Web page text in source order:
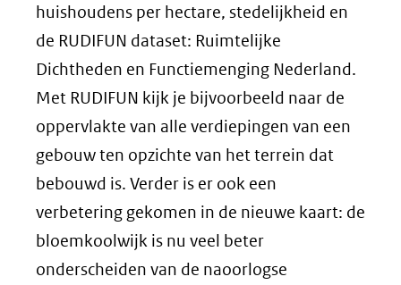
huishoudens per hectare, stedelijkheid en
de RUDIFUN dataset: Ruimtelijke
Dichtheden en Functiemenging Nederland.
Met RUDIFUN kijk je bijvoorbeeld naar de
oppervlakte van alle verdiepingen van een
gebouw ten opzichte van het terrein dat
bebouwd is. Verder is er ook een
verbetering gekomen in de nieuwe kaart: de
bloemkoolwijk is nu veel beter
onderscheiden van de naoorlogse